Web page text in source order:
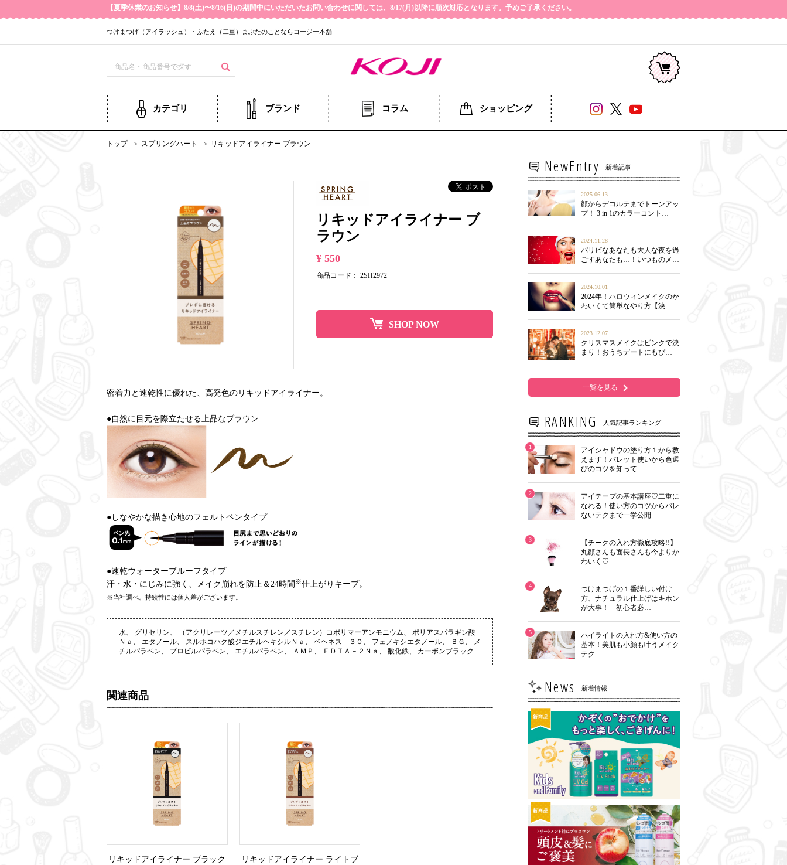
【夏季休業のお知らせ】8/8(土)〜8/16(日)の期間中にいただいたお問い合わせに関しては、8/17(月)以降に順次対応となります。予めご了承ください。
つけまつげ（アイラッシュ）・ふたえ（二重）まぶたのことならコージー本舗
コージー本舗
カテゴリ ブランド コラム ショッピング
トップ スプリングハート リキッドアイライナー ブラウン
リキッドアイライナー ブ
ラウン
¥ 550
商品コード： 2SH2972
SHOP NOW
密着力と速乾性に優れた、高発色のリキッドアイライナー。
●自然に目元を際立たせる上品なブラウン
●しなやかな描き心地のフェルトペンタイプ
●速乾ウォータープルーフタイプ
汗・水・にじみに強く、メイク崩れを防止＆24時間 ※仕上がりキープ。
※当社調べ。持続性には個人差がございます。
水、 グリセリン、 （アクリレーツ／メチルスチレン／スチレン）コポリマーアンモニウム、 ポリアスパラギン酸
Ｎａ、 エタノール、 スルホコハク酸ジエチルヘキシルＮａ、 ベヘネス－３０、 フェノキシエタノール、 ＢＧ、 メ
チルパラベン、 プロピルパラベン、 エチルパラベン、 ＡＭＰ、 ＥＤＴＡ－２Ｎａ、 酸化鉄、 カーボンブラック
関連商品
リキッドアイライナー ブラック
リキッドアイライナー ライトブ
NewEntry 新着記事
2025.06.13
顔からデコルテまでトーンアッ
プ！ 3 in 1のカラーコント…
2024.11.28
パリピなあなたも大人な夜を過
ごすあなたも…！いつものメ…
2024.10.01
2024年！ハロウィンメイクのか
わいくて簡単なやり方【決…
2023.12.07
クリスマスメイクはピンクで決
まり！おうちデートにもぴ…
一覧を見る
RANKING 人気記事ランキング
1
アイシャドウの塗り方１から教
えます！パレット使いから色選
びのコツを知って…
2
アイテープの基本講座♡二重に
なれる！使い方のコツからバレ
ないテクまで一挙公開
3
【チークの入れ方徹底攻略!!】
丸顔さんも面長さんも今よりか
わいく♡
4
つけまつげの１番詳しい付け
方、ナチュラル仕上げはキホン
が大事！ 初心者必…
5
ハイライトの入れ方&使い方の
基本！美肌も小顔も叶うメイク
テク
News 新着情報
新商品
新商品